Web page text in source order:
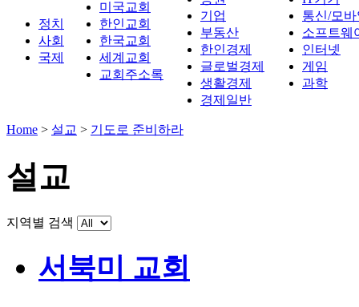
정치
사회
국제
미국교회
한인교회
한국교회
세계교회
교회주소록
기업
부동산
한인경제
글로벌경제
생활경제
경제일반
통신/모
소프트웨
인터넷
게임
과학
Home > 설교 > 기도로 준비하라
설교
지역별 검색
서북미 교회